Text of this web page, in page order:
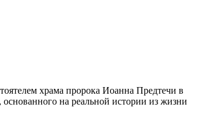
храма пророка Иоанна Предтечи в
на реальной истории из жизни